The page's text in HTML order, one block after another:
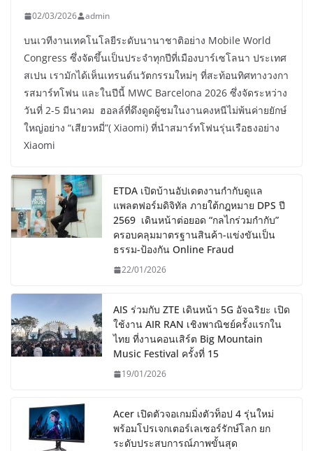
02/03/2026 admin
บนเวทีงานเทคโนโลยีระดับนานาชาติอย่าง Mobile World
Congress ซึ่งจัดขึ้นเป็นประจำทุกปีที่เมืองบาร์เซโลนา ประเทศ
สเปน เรามักได้เห็นเทรนด์นวัตกรรมใหม่ๆ ที่สะท้อนทิศทางวงกา
รสมาร์ทโฟน และในปีนี้ MWC Barcelona 2026 ซึ่งจัดระหว่าง
วันที่ 2-5 มีนาคม ฮอลล์ที่ดึงดูดผู้ชมในงานคงหนีไม่พ้นค่ายยักษ์
ใหญ่อย่าง “เสียวหมี่”( Xiaomi) ที่นำสมาร์ทโฟนรุ่นเรือธงอย่าง
Xiaomi
ETDA เปิดบ้านอัปเดตงานกำกับดูแล
แพลตฟอร์มดิจิทัล ภายใต้กฎหมาย DPS ปี
2569 เดินหน้าต่อยอด “กลไกร่วมกำกับ”
ครอบคลุมมาตรฐานสินค้า-แข่งขันเป็น
ธรรม-ป้องกัน Online Fraud
22/01/2026
AIS ร่วมกับ ZTE เดินหน้า 5G อัจฉริยะ เปิด
ใช้งาน AIR RAN เชิงพาณิชย์ครั้งแรกใน
ไทย ที่งานคอนเสิร์ต Big Mountain
Music Festival ครั้งที่ 15
19/01/2026
Acer เปิดตัวจอเกมมิ่งตัวท็อป 4 รุ่นใหม่
พร้อมโปรเจกเตอร์เลเซอร์รักษ์โลก ยก
ระดับประสบการณ์ภาพขั้นสุด